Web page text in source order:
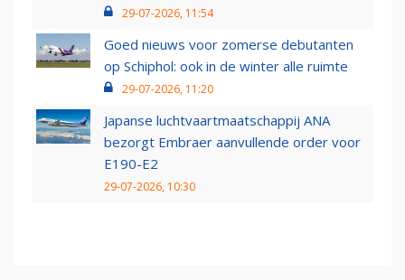
29-07-2026, 11:54
Goed nieuws voor zomerse debutanten
op Schiphol: ook in de winter alle ruimte
29-07-2026, 11:20
Japanse luchtvaartmaatschappij ANA
bezorgt Embraer aanvullende order voor
E190-E2
29-07-2026, 10:30